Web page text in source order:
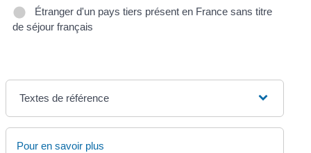
Étranger d'un pays tiers présent en France sans titre
de séjour français
Textes de référence
Pour en savoir plus